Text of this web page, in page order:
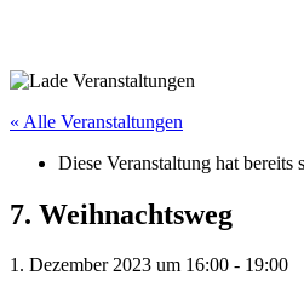
« Alle Veranstaltungen
Diese Veranstaltung hat bereits
7. Weihnachtsweg
1. Dezember 2023 um 16:00 - 19:00